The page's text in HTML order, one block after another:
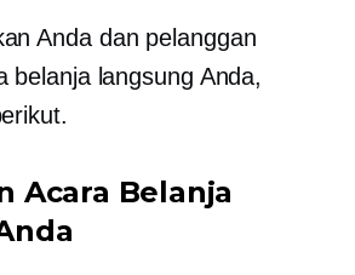
Anda dan pelanggan
belanja langsung Anda,
Acara Belanja